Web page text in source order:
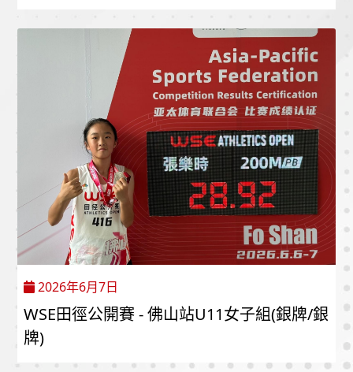
2026年6月7日
WSE田徑公開賽 - 佛山站U11女子組(銀牌/銀
牌)